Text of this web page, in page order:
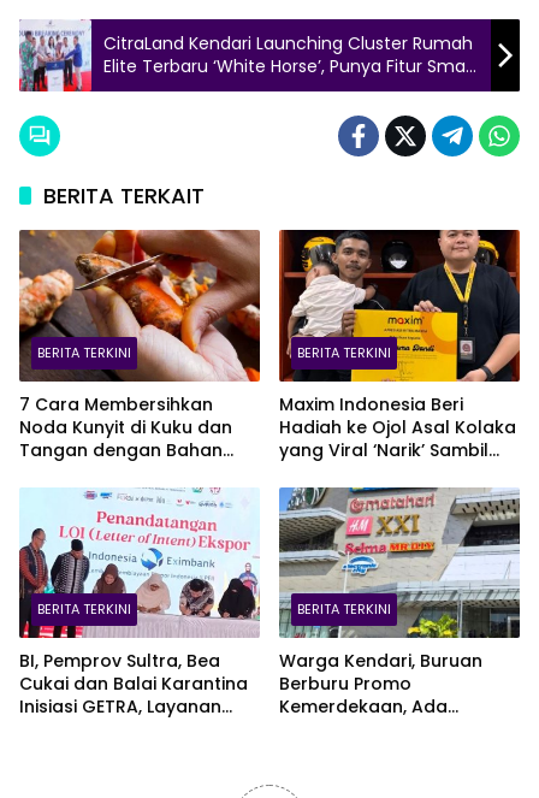
CitraLand Kendari Launching Cluster Rumah
Elite Terbaru ‘White Horse’, Punya Fitur Smart
Home!
BERITA TERKAIT
BERITA TERKINI
7 Cara Membersihkan
Noda Kunyit di Kuku dan
Tangan dengan Bahan
BERITA TERKINI
Maxim Indonesia Beri
Hadiah ke Ojol Asal Kolaka
yang Viral ‘Narik’ Sambil
BERITA TERKINI
BI, Pemprov Sultra, Bea
Cukai dan Balai Karantina
Inisiasi GETRA, Layanan
BERITA TERKINI
Warga Kendari, Buruan
Berburu Promo
Kemerdekaan, Ada